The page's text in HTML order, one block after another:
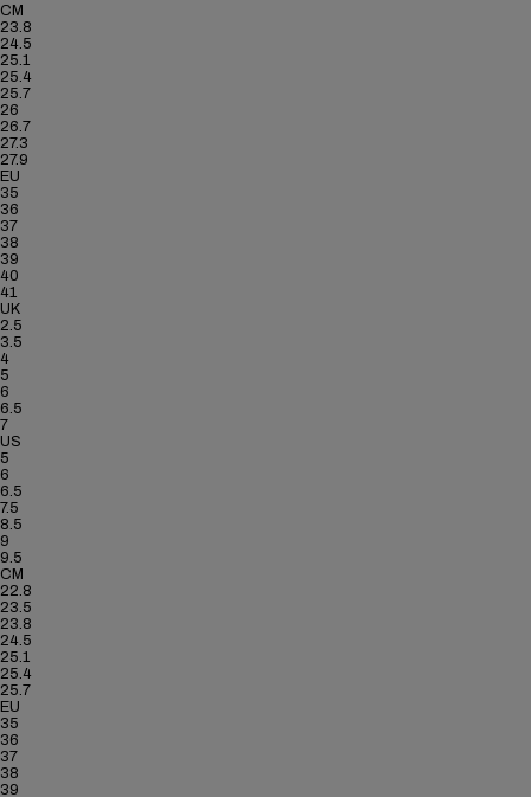
CM
23.8
24.5
25.1
25.4
25.7
26
26.7
27.3
27.9
EU
35
36
37
38
39
40
41
UK
2.5
3.5
4
5
6
6.5
7
US
5
6
6.5
7.5
8.5
9
9.5
CM
22.8
23.5
23.8
24.5
25.1
25.4
25.7
EU
35
36
37
38
39